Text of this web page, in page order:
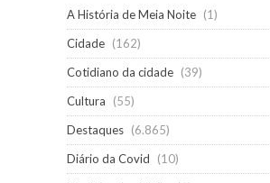
A História de Meia Noite (1)
Cidade (162)
Cotidiano da cidade (39)
Cultura
(55)
Destaques (6.865)
Diário da Covid
(10)